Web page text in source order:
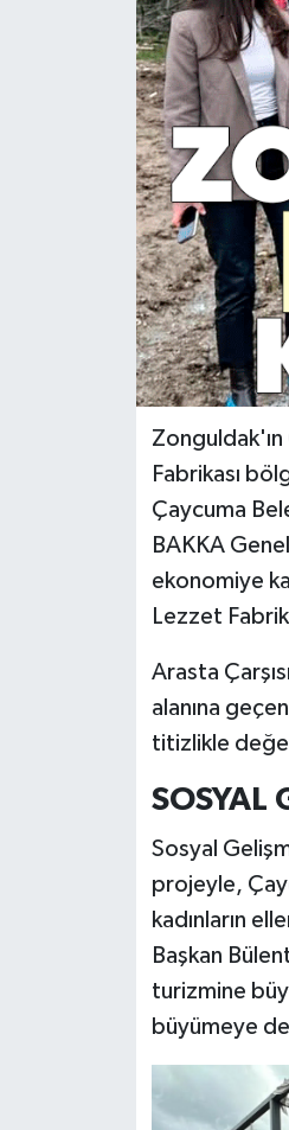
Fabrikası
Çaycuma
BAKKA
ekonomiye
Lezzet
Arasta
alanına
titizlikle
SOSYAL
Sosyal
projeyle,
kadınların
Başkan
turizmine
büyümeye
RESMİ İLAN